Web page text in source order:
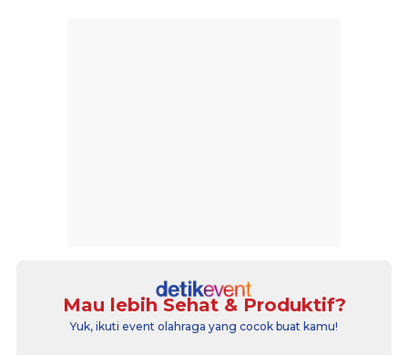
Mau lebih Sehat & Produktif?
Yuk, ikuti event olahraga yang cocok buat kamu!